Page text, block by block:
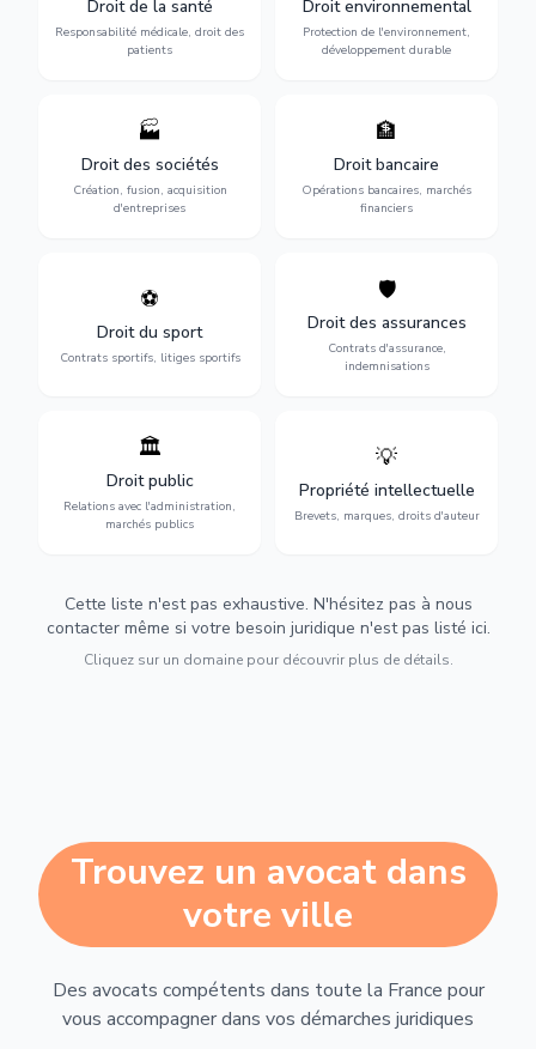
Droit de la santé
Responsabilité médicale, droit des
patients
médicales, responsabilité
des praticiens et
indemnisation.
Droit environnemental
Protection de l'environnement,
développement durable
conformité
environnementale, litiges et
développement durable.
🏭
Droit des sociétés
Création, fusion, acquisition
d'entreprises
Structuration de votre
société : création, fusion-
acquisition, gouvernance et
restructuration.
🏦
Droit bancaire
Opérations bancaires, marchés
financiers
Gestion de vos opérations
financières : contentieux
bancaire, investissements et
régulation.
⚽
Droit du sport
Contrats sportifs, litiges sportifs
Expertise en droit sportif :
transferts, sponsoring et
contentieux.
🛡️
Droit des assurances
Contrats d'assurance,
indemnisations
Défense de vos intérêts :
contrats d'assurance,
sinistres et indemnisations
optimales.
🏛️
Droit public
Relations avec l'administration,
marchés publics
Gestion de vos relations
avec l'administration :
marchés publics,
urbanisme et contentieux.
💡
Propriété intellectuelle
Brevets, marques, droits d'auteur
Protection de vos créations
d'auteur et lutte contre la
contrefaçon.
Cette liste n'est pas exhaustive. N'hésitez pas à nous
contacter même si votre besoin juridique n'est pas listé ici.
Cliquez sur un domaine pour découvrir plus de détails.
Trouvez un avocat dans
votre ville
Des avocats compétents dans toute la France pour
vous accompagner dans vos démarches juridiques